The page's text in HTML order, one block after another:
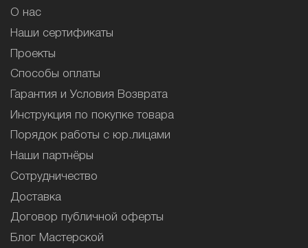
О нас
Наши сертификаты
Проекты
Способы оплаты
Гарантия и Условия Возврата
Инструкция по покупке товара
Порядок работы с юр.лицами
Наши партнёры
Сотрудничество
Доставка
Договор публичной оферты
Блог Мастерской